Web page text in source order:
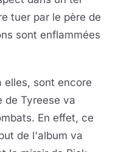
tuer par le père de
sont enflammées
elles, sont encore
de Tyreese va
En effet, ce
de l'album va